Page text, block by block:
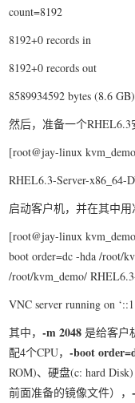
count=8192
8192+0 records in
8192+0 records out
8589934592 bytes (8.6
然后，准备一个RHEL6.3
[root@jay-linux
RHEL6.3-Server-x86_64-
启动客户机，并在其中用
[root@jay-linux
boot order=dc -hda /root/
/root/kvm_demo/
VNC server running on
其中，-m 2048是给客户
配4个CPU，-boot
ROM)、硬盘(c: hard
前面准备的镜像文件），